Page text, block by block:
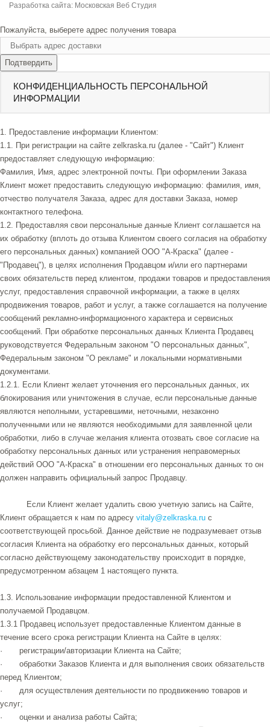
Разработка сайта: Московская Веб Студия
Пожалуйста, выберете адрес получения товара
Подтвердить
КОНФИДЕНЦИАЛЬНОСТЬ ПЕРСОНАЛЬНОЙ
ИНФОРМАЦИИ
1. Предоставление информации Клиентом:
1.1. При регистрации на сайте zelkraska.ru (далее - "Сайт") Клиент
предоставляет следующую информацию:
Фамилия, Имя, адрес электронной почты. При оформлении Заказа
Клиент может предоставить следующую информацию: фамилия, имя,
отчество получателя Заказа, адрес для доставки Заказа, номер
контактного телефона.
1.2. Предоставляя свои персональные данные Клиент соглашается на
их обработку (вплоть до отзыва Клиентом своего согласия на обработку
его персональных данных) компанией ООО "А-Краска" (далее -
"Продавец"), в целях исполнения Продавцом и/или его партнерами
своих обязательств перед клиентом, продажи товаров и предоставления
услуг, предоставления справочной информации, а также в целях
продвижения товаров, работ и услуг, а также соглашается на получение
сообщений рекламно-информационного характера и сервисных
сообщений. При обработке персональных данных Клиента Продавец
руководствуется Федеральным законом "О персональных данных",
Федеральным законом "О рекламе" и локальными нормативными
документами.
1.2.1. Если Клиент желает уточнения его персональных данных, их
блокирования или уничтожения в случае, если персональные данные
являются неполными, устаревшими, неточными, незаконно
полученными или не являются необходимыми для заявленной цели
обработки, либо в случае желания клиента отозвать свое согласие на
обработку персональных данных или устранения неправомерных
действий ООО "А-Краска" в отношении его персональных данных то он
должен направить официальный запрос Продавцу.
Если Клиент желает удалить свою учетную запись на Сайте,
Клиент обращается к нам по адресу vitaly@zelkraska.ru с
соответствующей просьбой. Данное действие не подразумевает отзыв
согласия Клиента на обработку его персональных данных, который
согласно действующему законодательству происходит в порядке,
предусмотренном абзацем 1 настоящего пункта.
1.3. Использование информации предоставленной Клиентом и
получаемой Продавцом.
1.3.1 Продавец использует предоставленные Клиентом данные в
течение всего срока регистрации Клиента на Сайте в целях:
· регистрации/авторизации Клиента на Сайте;
· обработки Заказов Клиента и для выполнения своих обязательств
перед Клиентом;
· для осуществления деятельности по продвижению товаров и
услуг;
· оценки и анализа работы Сайта;